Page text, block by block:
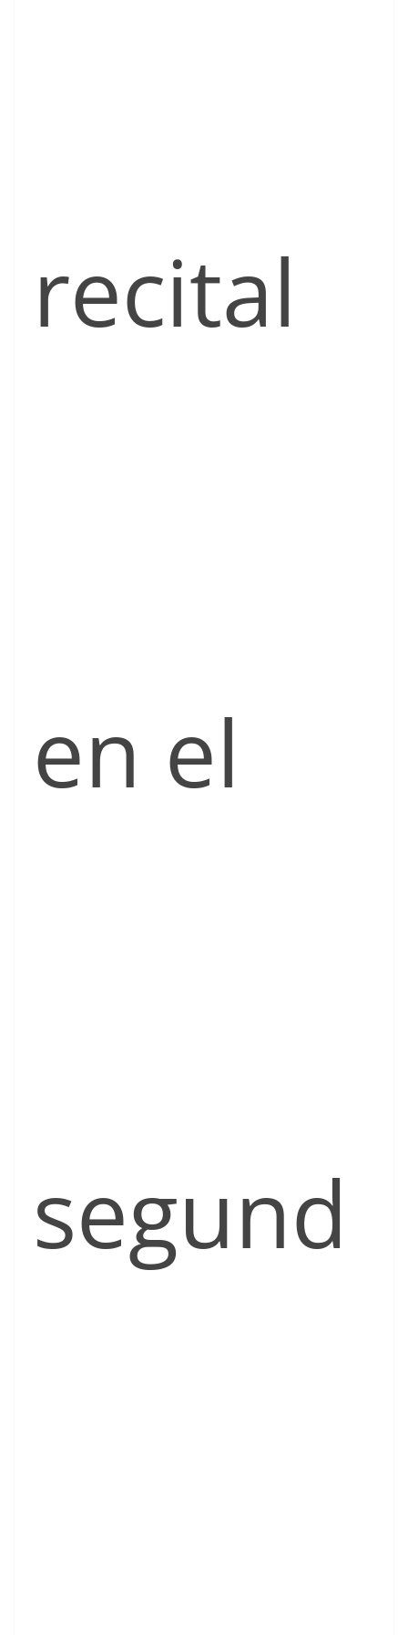
recital
en el
segund